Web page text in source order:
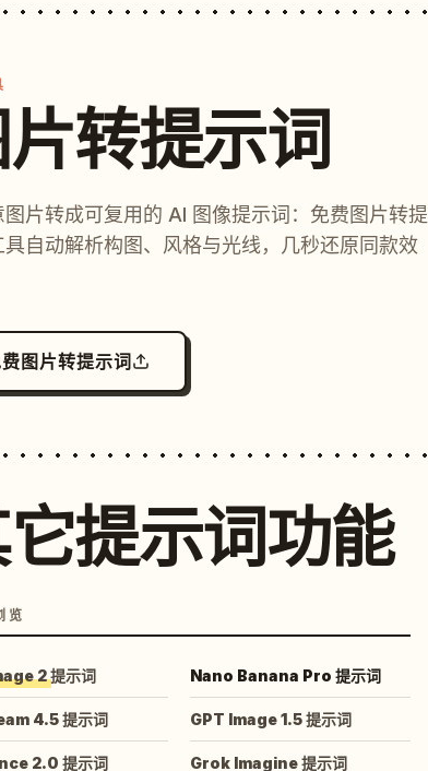
片转提示词
图片转成可复用的 AI 图像提示词：免费图片转提
具自动解析构图、风格与光线，几秒还原同款效
图片转提示词
提示词功能
览
2 提示词 Nano Banana Pro 提示词
4.5 提示词 GPT Image 1.5 提示词
2.0 提示词 Grok Imagine 提示词